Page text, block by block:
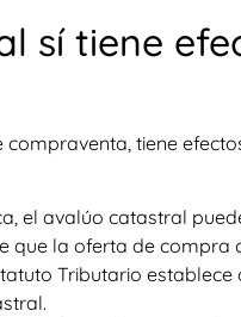
sí tiene
tiene
el avalúo catastral
que la oferta de compra
Tributario